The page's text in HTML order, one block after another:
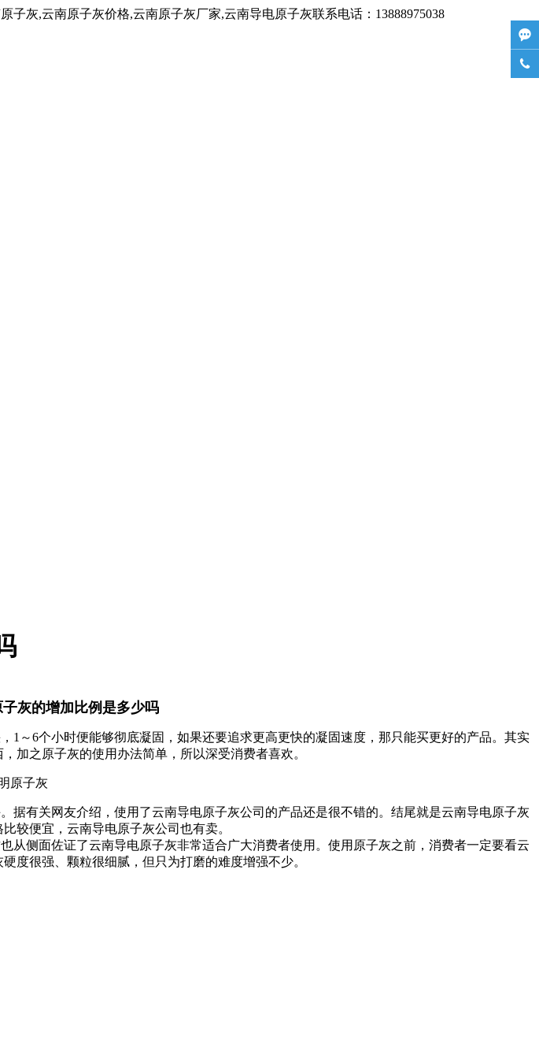
灰,云南原子灰价格,云南原子灰厂家,云南导电原子灰联系电话：13888975038
灰的增加比例是多少吗
1～6个小时便能够彻底凝固，如果还要追求更高更快的凝固速度，那只能买更好的产品。其实
加之原子灰的使用办法简单，所以深受消费者喜欢。
有关网友介绍，使用了云南导电原子灰公司的产品还是很不错的。结尾就是云南导电原子灰
较便宜，云南导电原子灰公司也有卖。
从侧面佐证了云南导电原子灰非常适合广大消费者使用。使用原子灰之前，消费者一定要看云
度很强、颗粒很细腻，但只为打磨的难度增强不少。

